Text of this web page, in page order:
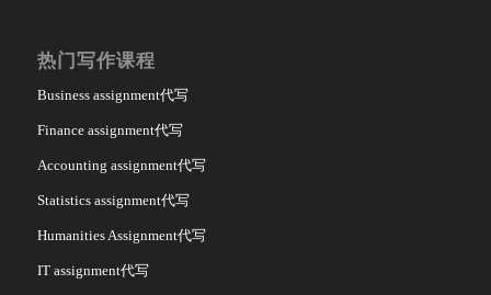
热门写作课程
Business assignment代写
Finance assignment代写
Accounting assignment代写
Statistics assignment代写
Humanities Assignment代写
IT assignment代写